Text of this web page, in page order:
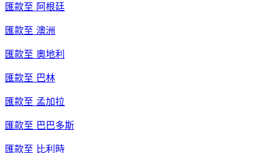
匯款至 阿根廷
匯款至 澳洲
匯款至 奧地利
匯款至 巴林
匯款至 孟加拉
匯款至 巴巴多斯
匯款至 比利時